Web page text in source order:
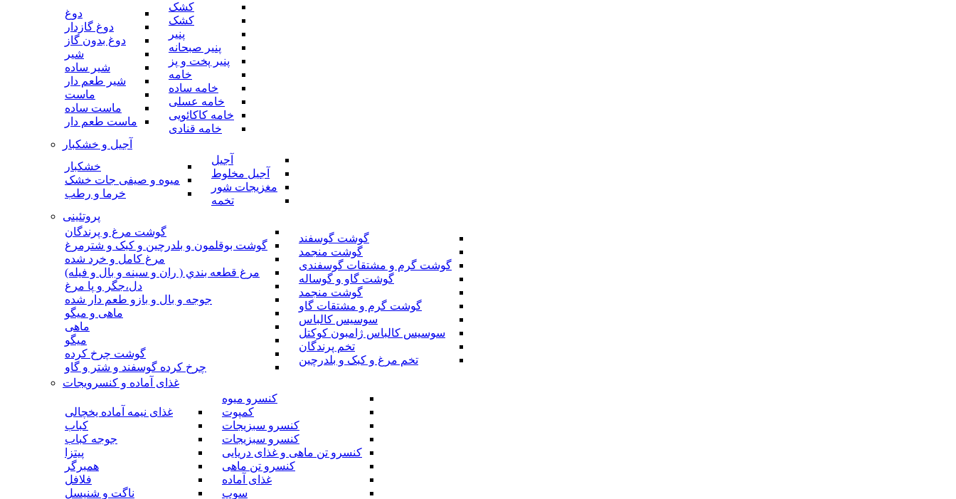
کشک
کشک
پنیر
پنیر صبحانه
پنیر پخت و پز
خامه
خامه ساده
خامه عسلی
خامه کاکائویی
خامه قنادی
دوغ
دوغ گازدار
دوغ بدون گاز
شیر
شیر ساده
شیر طعم دار
ماست
ماست ساده
ماست طعم دار
آجیل و خشکبار
آجیل
آجیل مخلوط
مغزیجات شور
تخمه
خشکبار
میوه و صیفی جات خشک
خرما و رطب
پروتئینی
گوشت گوسفند
گوشت منجمد
گوشت گرم و مشتقات گوسفندی
گوشت گاو و گوساله
گوشت منجمد
گوشت گرم و مشتقات گاو
سوسیس کالباس
سوسیس کالباس ژامبون کوکتل
تخم پرندگان
تخم مرغ و کبک و بلدرچین
گوشت مرغ و پرندگان
گوشت بوقلمون و بلدرچین و کبک و شترمرغ
مرغ کامل و خرد شده
مرغ قطعه بندي ( ران و سينه و بال و فيله)
دل،جگر و پا مرغ
جوجه و بال و بازو طعم دار شده
ماهی و میگو
ماهی
میگو
گوشت چرخ کرده
چرخ کرده گوسفند و شتر و گاو
غذای آماده و کنسرویجات
کنسرو میوه
کمپوت
کنسرو سبزیجات
کنسرو سبزیجات
کنسرو تن ماهی و غذای دریایی
کنسرو تن ماهی
غذای آماده
سوپ
غذای نیمه آماده یخچالی
کباب
جوجه کباب
پیتزا
همبرگر
فلافل
ناگت و شنیسل